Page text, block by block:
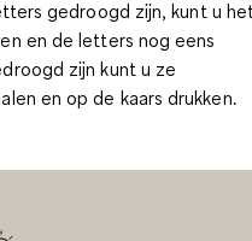
gedroogd zijn, kunt u
en de letters nog eens
zijn kunt u ze
en op de kaars drukken.